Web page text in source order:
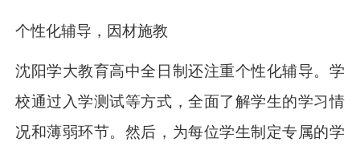
个性化辅导，因材施教
沈阳学大教育高中全日制还注重个性化辅导。学
校通过入学测试等方式，全面了解学生的学习情
况和薄弱环节。然后，为每位学生制定专属的学